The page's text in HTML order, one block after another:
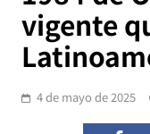
vigente
4 de mayo de 2025